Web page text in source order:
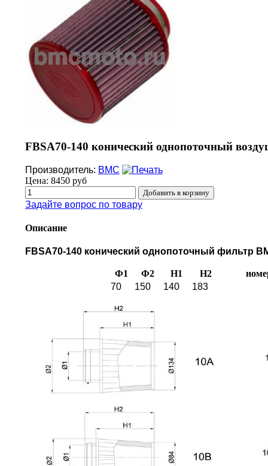
FBSA70-140 конический однопоточный
Производитель: BMC
Цена: 8450 руб
Задайте вопрос по товару
Описание
FBSA70-140 конический однопоточный фильтр
Ф1 Ф2 H1 H2
70
150 140 183